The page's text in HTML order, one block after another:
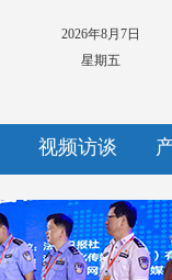
2026年8月7日
星期五
视频访谈